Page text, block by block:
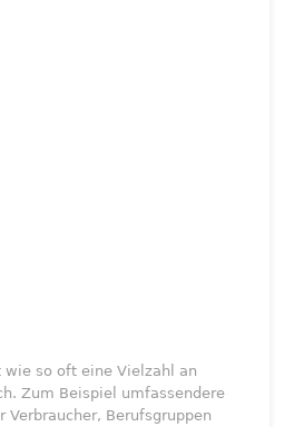
wie so oft eine Vielzahl an
Zum Beispiel umfassendere
Berufsgruppen